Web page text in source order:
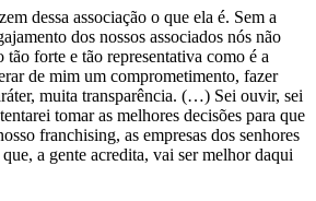
dessa associação o que ela é. Sem a
dos nossos associados nós não
tão forte e tão representativa como é a
de mim um comprometimento, fazer
muita transparência. (…) Sei ouvir, sei
tomar as melhores decisões para que
franchising, as empresas dos senhores
a gente acredita, vai ser melhor daqui